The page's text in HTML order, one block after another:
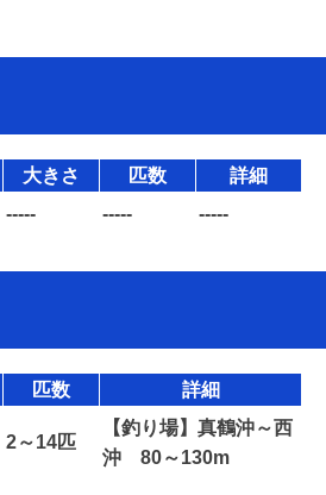
大きさ 匹数
詳細
----- ----- -----
匹数
詳細
2～14匹
【釣り場】真鶴沖～西
沖 80～130m